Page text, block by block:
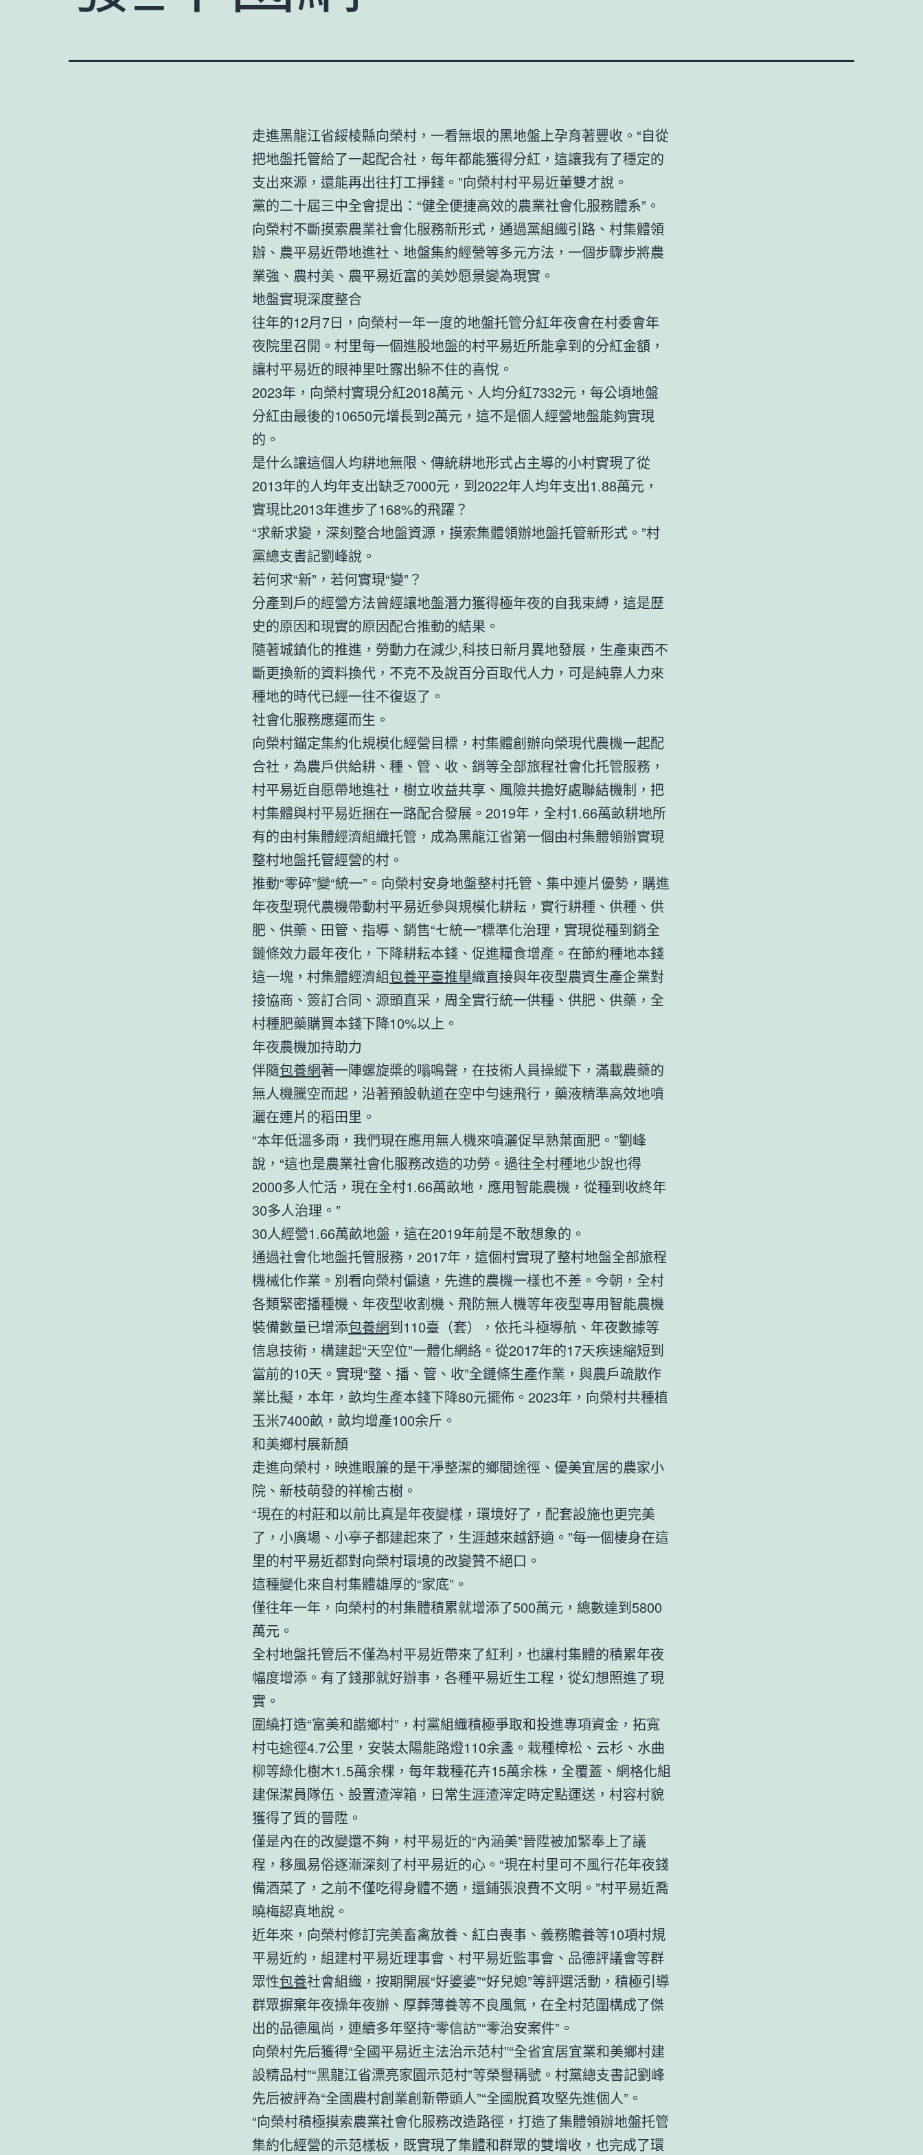
走進黑龍江省綏棱縣向榮村，一看無垠的黑地盤上孕育著豐收。“自從
把地盤托管給了一起配合社，每年都能獲得分紅，這讓我有了穩定的
支出來源，還能再出往打工掙錢。”向榮村村平易近董雙才說。
黨的二十屆三中全會提出：“健全便捷高效的農業社會化服務體系”。
向榮村不斷摸索農業社會化服務新形式，通過黨組織引路、村集體領
辦、農平易近帶地進社、地盤集約經營等多元方法，一個步驟步將農
業強、農村美、農平易近富的美妙愿景變為現實。
地盤實現深度整合
往年的12月7日，向榮村一年一度的地盤托管分紅年夜會在村委會年
夜院里召開。村里每一個進股地盤的村平易近所能拿到的分紅金額，
讓村平易近的眼神里吐露出躲不住的喜悅。
2023年，向榮村實現分紅2018萬元、人均分紅7332元，每公頃地盤
分紅由最後的10650元增長到2萬元，這不是個人經營地盤能夠實現
的。
是什么讓這個人均耕地無限、傳統耕地形式占主導的小村實現了從
2013年的人均年支出缺乏7000元，到2022年人均年支出1.88萬元，
實現比2013年進步了168%的飛躍？
“求新求變，深刻整合地盤資源，摸索集體領辦地盤托管新形式。”村
黨總支書記劉峰說。
若何求“新”，若何實現“變”？
分產到戶的經營方法曾經讓地盤潛力獲得極年夜的自我束縛，這是歷
史的原因和現實的原因配合推動的結果。
隨著城鎮化的推進，勞動力在減少,科技日新月異地發展，生產東西不
斷更換新的資料換代，不克不及說百分百取代人力，可是純靠人力來
種地的時代已經一往不復返了。
社會化服務應運而生。
向榮村錨定集約化規模化經營目標，村集體創辦向榮現代農機一起配
合社，為農戶供給耕、種、管、收、銷等全部旅程社會化托管服務，
村平易近自愿帶地進社，樹立收益共享、風險共擔好處聯結機制，把
村集體與村平易近捆在一路配合發展。2019年，全村1.66萬畝耕地所
有的由村集體經濟組織托管，成為黑龍江省第一個由村集體領辦實現
整村地盤托管經營的村。
推動“零碎”變“統一”。向榮村安身地盤整村托管、集中連片優勢，購進
年夜型現代農機帶動村平易近參與規模化耕耘，實行耕種、供種、供
肥、供藥、田管、指導、銷售“七統一”標準化治理，實現從種到銷全
鏈條效力最年夜化，下降耕耘本錢、促進糧食增產。在節約種地本錢
這一塊，村集體經濟組包養平臺推舉織直接與年夜型農資生產企業對
接協商、簽訂合同、源頭直采，周全實行統一供種、供肥、供藥，全
村種肥藥購買本錢下降10%以上。
年夜農機加持助力
伴隨包養網著一陣螺旋槳的嗡鳴聲，在技術人員操縱下，滿載農藥的
無人機騰空而起，沿著預設軌道在空中勻速飛行，藥液精準高效地噴
灑在連片的稻田里。
“本年低溫多雨，我們現在應用無人機來噴灑促早熟葉面肥。”劉峰
說，“這也是農業社會化服務改造的功勞。過往全村種地少說也得
2000多人忙活，現在全村1.66萬畝地，應用智能農機，從種到收終年
30多人治理。”
30人經營1.66萬畝地盤，這在2019年前是不敢想象的。
通過社會化地盤托管服務，2017年，這個村實現了整村地盤全部旅程
機械化作業。別看向榮村偏遠，先進的農機一樣也不差。今朝，全村
各類緊密播種機、年夜型收割機、飛防無人機等年夜型專用智能農機
裝備數量已增添包養網到110臺（套），依托斗極導航、年夜數據等
信息技術，構建起“天空位”一體化網絡。從2017年的17天疾速縮短到
當前的10天。實現“整、播、管、收”全鏈條生產作業，與農戶疏散作
業比擬，本年，畝均生產本錢下降80元擺佈。2023年，向榮村共種植
玉米7400畝，畝均增產100余斤。
和美鄉村展新顏
走進向榮村，映進眼簾的是干凈整潔的鄉間途徑、優美宜居的農家小
院、新枝萌發的祥榆古樹。
“現在的村莊和以前比真是年夜變樣，環境好了，配套設施也更完美
了，小廣場、小亭子都建起來了，生涯越來越舒適。”每一個棲身在這
里的村平易近都對向榮村環境的改變贊不絕口。
這種變化來自村集體雄厚的“家底”。
僅往年一年，向榮村的村集體積累就增添了500萬元，總數達到5800
萬元。
全村地盤托管后不僅為村平易近帶來了紅利，也讓村集體的積累年夜
幅度增添。有了錢那就好辦事，各種平易近生工程，從幻想照進了現
實。
圍繞打造“富美和諧鄉村”，村黨組織積極爭取和投進專項資金，拓寬
村屯途徑4.7公里，安裝太陽能路燈110余盞。栽種樟松、云杉、水曲
柳等綠化樹木1.5萬余棵，每年栽種花卉15萬余株，全覆蓋、網格化組
建保潔員隊伍、設置渣滓箱，日常生涯渣滓定時定點運送，村容村貌
獲得了質的晉陞。
僅是內在的改變還不夠，村平易近的“內涵美”晉陞被加緊奉上了議
程，移風易俗逐漸深刻了村平易近的心。“現在村里可不風行花年夜錢
備酒菜了，之前不僅吃得身體不適，還鋪張浪費不文明。”村平易近喬
曉梅認真地說。
近年來，向榮村修訂完美畜禽放養、紅白喪事、義務贍養等10項村規
平易近約，組建村平易近理事會、村平易近監事會、品德評議會等群
眾性包養社會組織，按期開展“好婆婆”“好兒媳”等評選活動，積極引導
群眾摒棄年夜操年夜辦、厚葬薄養等不良風氣，在全村范圍構成了傑
出的品德風尚，連續多年堅持“零信訪”“零治安案件”。
向榮村先后獲得“全國平易近主法治示范村”“全省宜居宜業和美鄉村建
設精品村”“黑龍江省漂亮家園示范村”等榮譽稱號。村黨總支書記劉峰
先后被評為“全國農村創業創新帶頭人”“全國脫貧攻堅先進個人”。
“向榮村積極摸索農業社會化服務改造路徑，打造了集體領辦地盤托管
集約化經營的示范樣板，既實現了集體和群眾的雙增收，也完成了環